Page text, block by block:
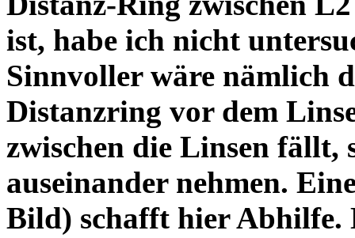
ist, habe ich nicht
Sinnvoller wäre nämlich
Distanzring vor dem
zwischen die Linsen fällt,
auseinander nehmen.
Bild) schafft hier Abhilfe.